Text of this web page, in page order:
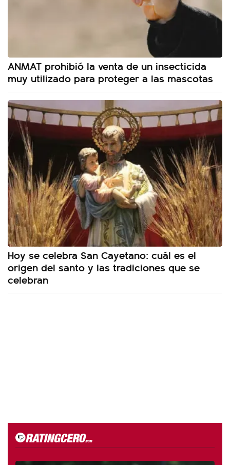
ANMAT prohibió la venta de un insecticida
muy utilizado para proteger a las mascotas
Hoy se celebra San Cayetano: cuál es el
origen del santo y las tradiciones que se
celebran